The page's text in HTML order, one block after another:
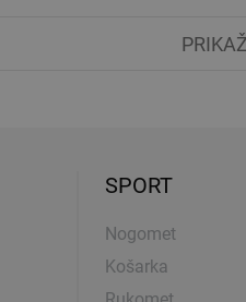
SPORT
Nogomet
Košarka